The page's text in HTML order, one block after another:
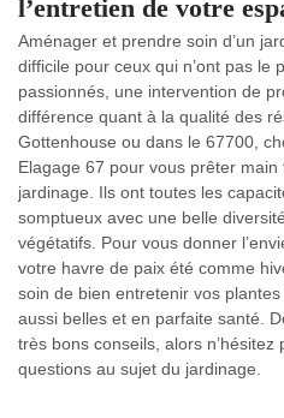
l’entretien de votre
Aménager et prendre soin d’un
difficile pour ceux qui n’ont pas le
passionnés, une intervention de
différence quant à la qualité des
Gottenhouse ou dans le 67700,
Elagage 67 pour vous prêter
jardinage. Ils ont toutes les
somptueux avec une belle
végétatifs. Pour vous donner
votre havre de paix été comme
soin de bien entretenir vos
aussi belles et en parfaite santé.
très bons conseils, alors
questions au sujet du jardinage.